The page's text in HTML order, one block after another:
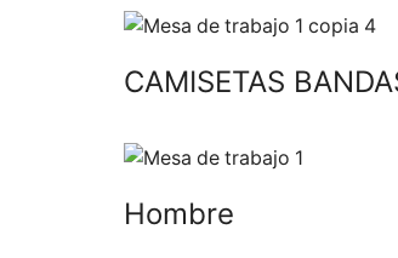
CAMISETAS
Hombre